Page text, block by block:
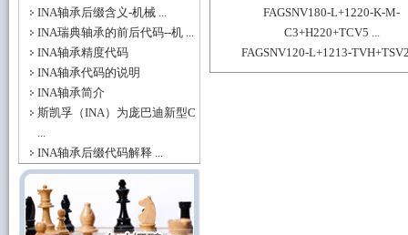
INA轴承后缀含义-机械 ...
INA瑞典轴承的前后代码--机 ...
INA轴承精度代码
INA轴承代码的说明
INA轴承简介
斯凯孚（INA）为庞巴迪新型C
...
INA轴承后缀代码解释 ...
FAGSNV180-L+1220-K-M-
C3+H220+TCV5 ...
FAGSNV120-L+1213-